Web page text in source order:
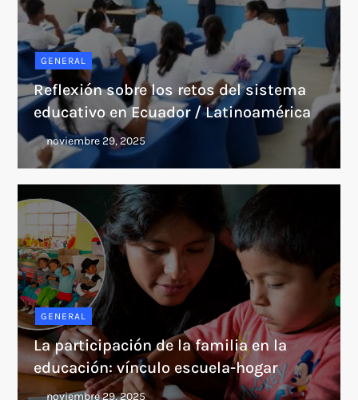
GENERAL
Reflexión sobre los retos del sistema
educativo en Ecuador / Latinoamérica
GENERAL
La participación de la familia en la
educación: vínculo escuela-hogar